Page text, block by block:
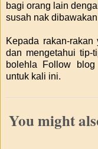
bagi orang lain
susah nak
Kepada rakan-rakan
dan mengetahui tip-
bolehla Follow
untuk kali ini.
You might